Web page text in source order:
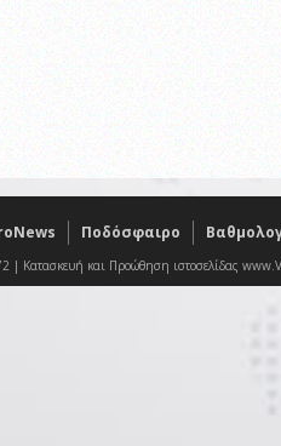
Ποδόσφαιρο
| Κατασκευή και Προώθηση ιστοσελίδας